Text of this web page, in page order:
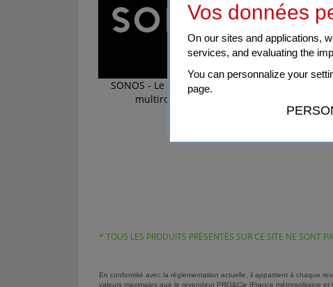
SONOS - Le meilleur du son
multiroom en wifi
* TOUS LES PRODUITS PRÉSENTÉS SUR CE SITE NE SONT
En conformité avec la réglementation actuelle, il appartient à chaque
valeurs maximales que le revendeur PRO&Cie (France métropolitaine
Vos données
On our sites and applications,
services, and evaluating the
You can personnalize your
page.